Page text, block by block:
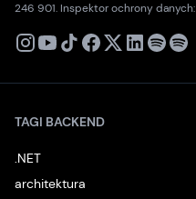
246 901. Inspektor ochrony danych:
X
TAGI BACKEND
.NET
architektura